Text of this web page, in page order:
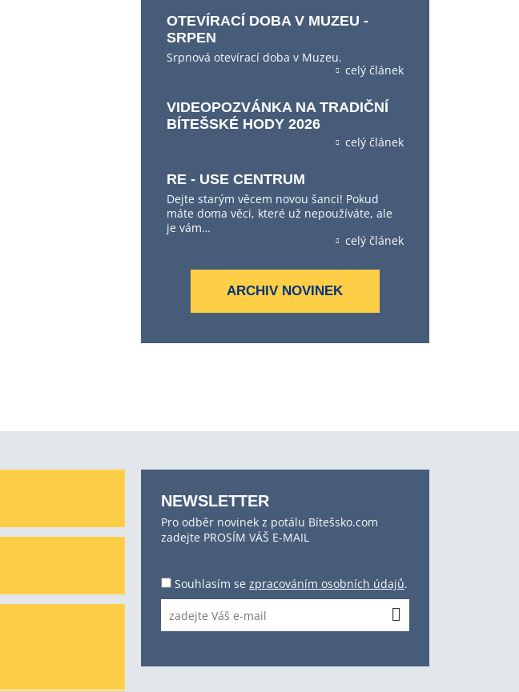
OTEVÍRACÍ DOBA V MUZEU -
SRPEN
Srpnová otevírací doba v Muzeu.
celý článek
VIDEOPOZVÁNKA NA TRADIČNÍ
BÍTEŠSKÉ HODY 2026
celý článek
RE - USE CENTRUM
Dejte starým věcem novou šanci! Pokud
máte doma věci, které už nepoužíváte, ale
je vám…
celý článek
ARCHIV NOVINEK
NEWSLETTER
Pro odběr novinek z potálu Bítešsko.com
zadejte PROSÍM VÁŠ E-MAIL
Souhlasím se zpracováním osobních údajů.